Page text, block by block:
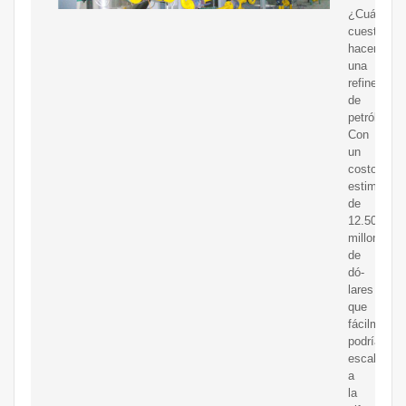
¿Cuánto
cuesta
hacer
una
refinería
de
petróleo?
Con
un
costo
estimado
de
12.500
millones
de
dó-
lares
que
fácilmente
podrían
escalar
a
la